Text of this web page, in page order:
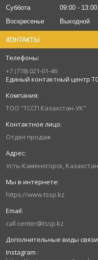
Суббота
09:00
13:00
Воскресенье
Выходной
КОНТАКТЫ
+7 (778) 021-01-46
Единый контактный центр
ТОО "ТССП Казахстан-УК"
Отдел продаж
Усть-Каменогорск, Казахстан
https://www.tssp.kz
call-center@tssp.kz
Instagram